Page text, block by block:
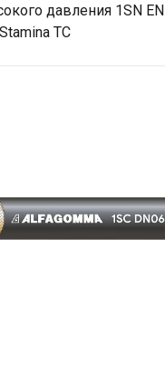
давления 1SN EN
TC